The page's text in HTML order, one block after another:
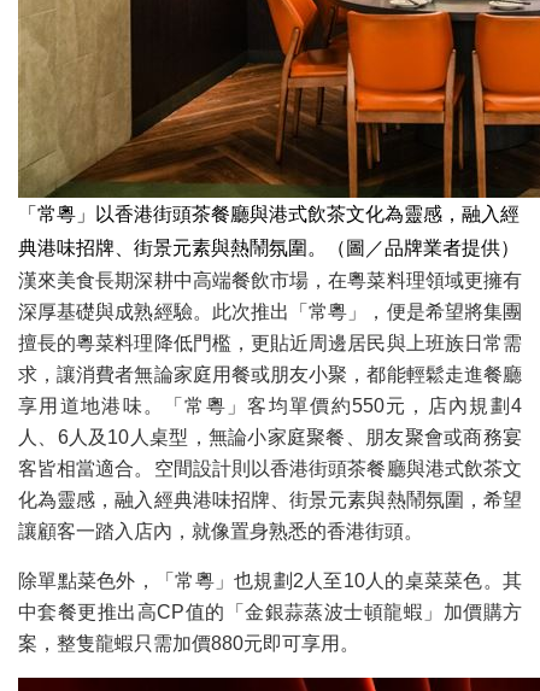
「常粵」以香港街頭茶餐廳與港式飲茶文化為靈感，融入經
典港味招牌、街景元素與熱鬧氛圍。（圖／品牌業者提供）
漢來美食長期深耕中高端餐飲市場，在粵菜料理領域更擁有
深厚基礎與成熟經驗。此次推出「常粵」，便是希望將集團
擅長的粵菜料理降低門檻，更貼近周邊居民與上班族日常需
求，讓消費者無論家庭用餐或朋友小聚，都能輕鬆走進餐廳
享用道地港味。「常粵」客均單價約550元，店內規劃4
人、6人及10人桌型，無論小家庭聚餐、朋友聚會或商務宴
客皆相當適合。空間設計則以香港街頭茶餐廳與港式飲茶文
化為靈感，融入經典港味招牌、街景元素與熱鬧氛圍，希望
讓顧客一踏入店內，就像置身熟悉的香港街頭。
除單點菜色外，「常粵」也規劃2人至10人的桌菜菜色。其
中套餐更推出高CP值的「金銀蒜蒸波士頓龍蝦」加價購方
案，整隻龍蝦只需加價880元即可享用。